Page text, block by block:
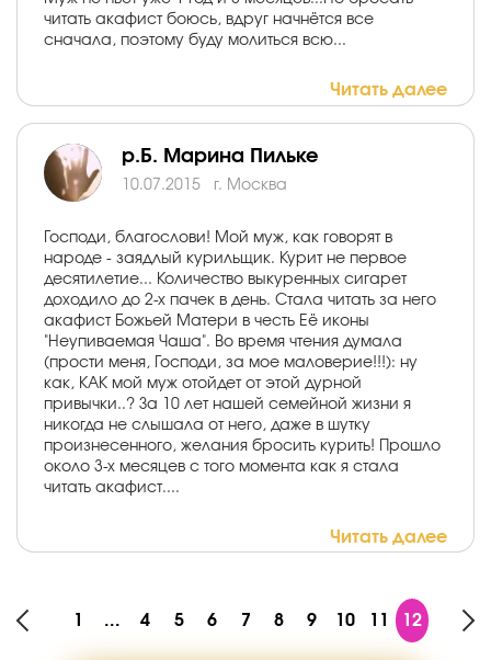
читать акафист боюсь, вдруг начнётся все
сначала, поэтому буду молиться всю...
Читать далее
р.Б. Марина Пильке
10.07.2015 г. Москва
Господи, благослови! Мой муж, как говорят в
народе - заядлый курильщик. Курит не первое
десятилетие... Количество выкуренных сигарет
доходило до 2-х пачек в день. Стала читать за него
акафист Божьей Матери в честь Её иконы
"Неупиваемая Чаша". Во время чтения думала
(прости меня, Господи, за мое маловерие!!!): ну
как, КАК мой муж отойдет от этой дурной
привычки..? За 10 лет нашей семейной жизни я
никогда не слышала от него, даже в шутку
произнесенного, желания бросить курить! Прошло
около 3-х месяцев с того момента как я стала
читать акафист....
Читать далее
1 ... 4 5 6 7 8 9 10 11 12